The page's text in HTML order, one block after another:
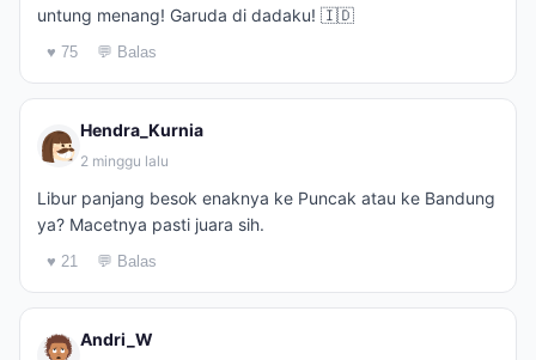
untung menang! Garuda di dadaku! 🇮🇩
♥ 75 💬 Balas
Hendra_Kurnia
2 minggu lalu
Libur panjang besok enaknya ke Puncak atau ke Bandung
ya? Macetnya pasti juara sih.
♥ 21 💬 Balas
Andri_W